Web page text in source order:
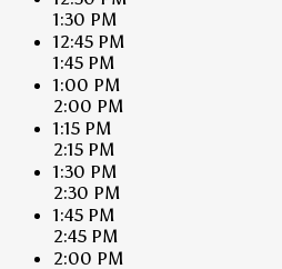
1:30 PM
12:45 PM
1:45 PM
1:00 PM
2:00 PM
1:15 PM
2:15 PM
1:30 PM
2:30 PM
1:45 PM
2:45 PM
2:00 PM